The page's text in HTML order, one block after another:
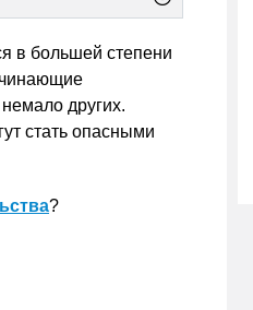
в большей степени
других.
стать опасными
?